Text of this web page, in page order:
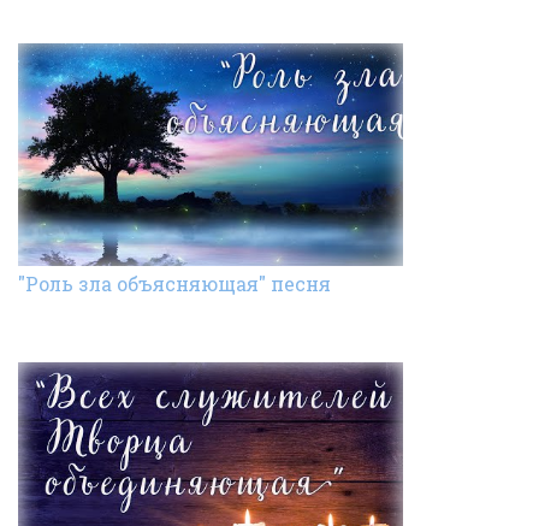
"Роль зла объясняющая" песня